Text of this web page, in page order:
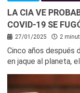
LA CIA VE
COVID-19 SE
27/01/2025 2
Cinco años después
en jaque al planeta,